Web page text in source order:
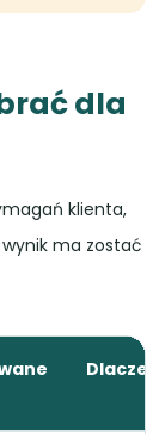
dla
klienta,
ma zostać